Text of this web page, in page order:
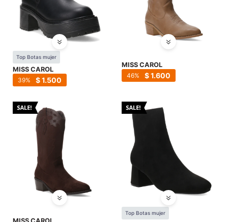
Top Botas mujer
MISS CAROL
$1.500
39
MISS CAROL
$1.600
46
Top Botas mujer